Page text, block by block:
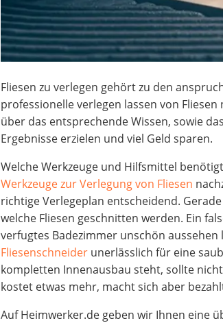
Fliesen zu verlegen gehört zu den
professionelle verlegen lassen von
über das entsprechende Wissen, sowie
Ergebnisse erzielen und viel Geld sparen.
Welche Werkzeuge und Hilfsmittel
Werkzeuge zur Verlegung von Fliesen
richtige Verlegeplan entscheidend.
welche Fliesen geschnitten werden. Ein
verfugtes Badezimmer unschön aussehen
Fliesenschneider unerlässlich für eine
kompletten Innenausbau steht, sollte
kostet etwas mehr, macht sich aber
Auf Heimwerker.de geben wir Ihnen eine